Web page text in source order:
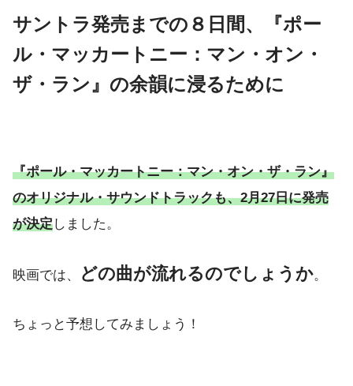
サントラ発売までの８日間、『ポー
ル・マッカートニー：マン・オン・
ザ・ラン』の余韻に浸るために
『ポール・マッカートニー：マン・オン・ザ・ラン』
のオリジナル・サウンドトラックも、2月27日に発売
が決定しました。
映画では、 どの曲が流れるのでしょうか。
ちょっと予想してみましょう！